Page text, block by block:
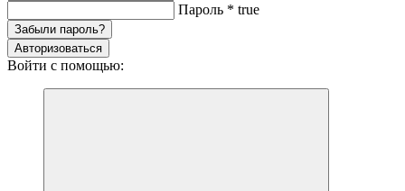
Пароль * true
Забыли пароль?
Авторизоваться
Войти с помощью: